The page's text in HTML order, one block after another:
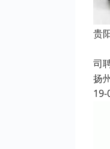
贵
司
扬
19-